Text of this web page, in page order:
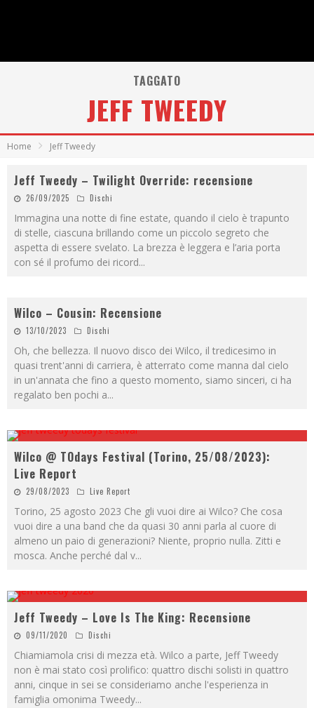
TAGGATO
JEFF TWEEDY
Home Jeff Tweedy
Jeff Tweedy – Twilight Override: recensione
26/09/2025 Dischi
Immagina una notte di fine estate, quando il cielo è trapunto
di stelle, ciascuna brillando come un piccolo segreto che
aspetta di essere svelato. La brezza è leggera e l’aria porta
con sé il profumo dei ricord...
Wilco – Cousin: Recensione
13/10/2023 Dischi
Oh, che bellezza. Il nuovo disco dei Wilco, il tredicesimo in
quasi trent'anni di carriera, è atterrato come manna dal cielo
in un'annata che fino a questo momento, siamo sinceri, ci ha
regalato ben pochi a...
Wilco @ TOdays Festival (Torino, 25/08/2023):
Live Report
29/08/2023 Live Report
Torino, 25 agosto 2023 Che gli vuoi dire ai Wilco? Che cosa
vuoi dire a una band che da quasi 30 anni parla al cuore di
almeno un paio di generazioni? Niente, proprio nulla. Zitti e
mosca. Anche perché dal v...
Jeff Tweedy – Love Is The King: Recensione
09/11/2020 Dischi
Chiamiamola crisi di mezza età. Wilco a parte, Jeff Tweedy
non è mai stato così prolifico: quattro dischi solisti in quattro
anni, cinque in sei se consideriamo anche l'esperienza in
famiglia omonima Tweedy...